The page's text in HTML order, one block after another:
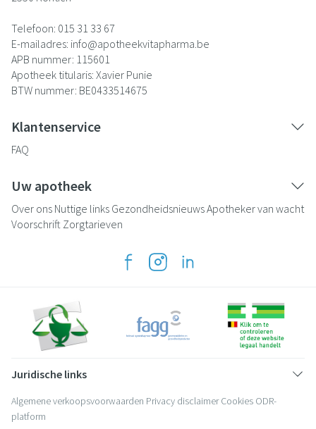
Telefoon: 015 31 33 67
E-mailadres: info@apotheekvitapharma.be
APB nummer: 115601
Apotheek titularis: Xavier Punie
BTW nummer: BE0433514675
Klantenservice
FAQ
Uw apotheek
Over ons Nuttige links GezondheidsnieuwsApotheker van wacht
Voorschrift Zorgtarieven
Juridische links
Algemene verkoopsvoorwaarden Privacy disclaimer Cookies ODR-
platform